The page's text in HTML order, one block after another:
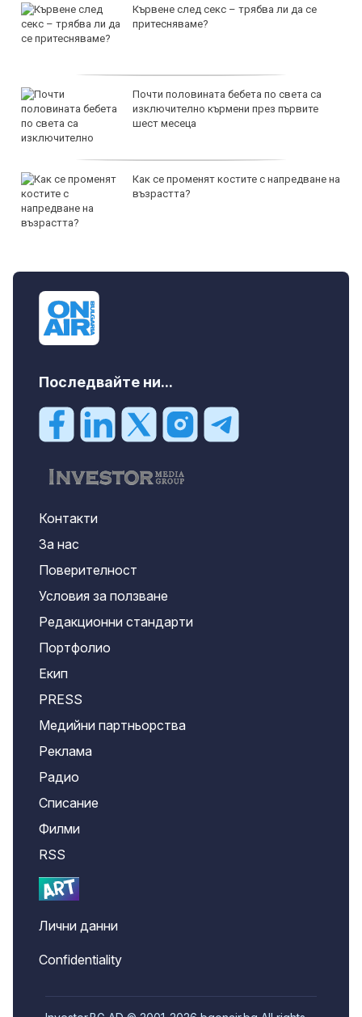
Кървене след секс – трябва ли да се
притесняваме?
Почти половината бебета по света са
изключително кърмени през първите
шест месеца
Как се променят костите с напредване на
възрастта?
Последвайте ни...
Контакти
За нас
Поверителност
Условия за ползване
Редакционни стандарти
Портфолио
Екип
PRESS
Медийни партньорства
Реклама
Радио
Списание
Филми
RSS
Лични данни
Confidentiality